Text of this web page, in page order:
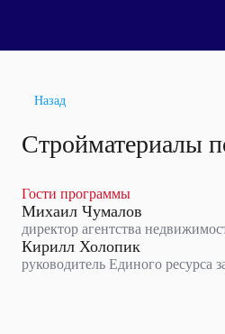
Назад
Стройматериалы
Гости программы
Михаил Чумалов
директор агентства
Кирилл Холопик
руководитель Единого ресурса